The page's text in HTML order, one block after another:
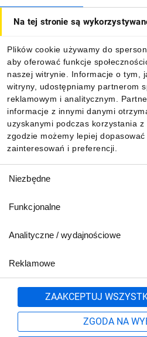
Na tej stronie są
Plików cookie używamy do
aby oferować funkcje
naszej witrynie. Informacje o tym,
witryny, udostępniamy partnerom
reklamowym i analitycznym.
informacje z innymi danymi
uzyskanymi podczas korzystania z
zgodzie możemy lepiej
zainteresowań i preferencji.
zgody
Niezbędne
Funkcjonalne
Analityczne / wydajnościowe
Reklamowe
ZAAKCEPTUJ
ZGODA NA
Informacje
Pobierz naszą
801 500 700 lub
Formularz